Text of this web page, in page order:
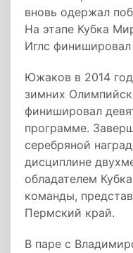
вновь одержал
На этапе Кубка
Иглс
Южаков в 2014
зимних
финишировал
программе.
серебряной
дисциплине
обладателем
команды,
Пермский край.
В паре с